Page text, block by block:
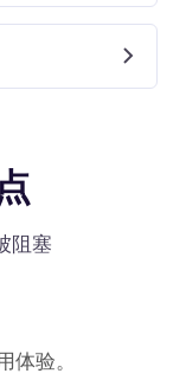
阻塞
体验。